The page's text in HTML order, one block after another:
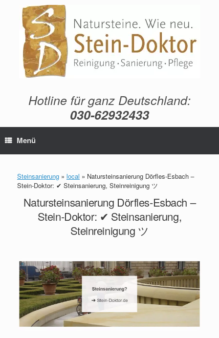
springen
Hotline für ganz Deutschland:
030-62932433
Menü
Steinsanierung » local » Natursteinsanierung Dörfles-Esbach –
Stein-Doktor: ✔ Steinsanierung, Steinreinigung ツ
Natursteinsanierung Dörfles-Esbach –
Stein-Doktor: ✔ Steinsanierung,
Steinreinigung ツ